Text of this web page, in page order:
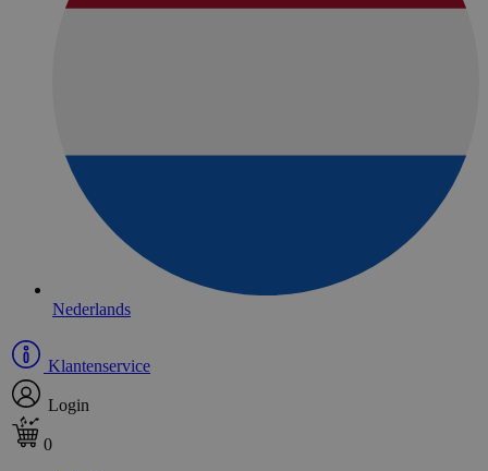
Nederlands
Klantenservice
Login
0